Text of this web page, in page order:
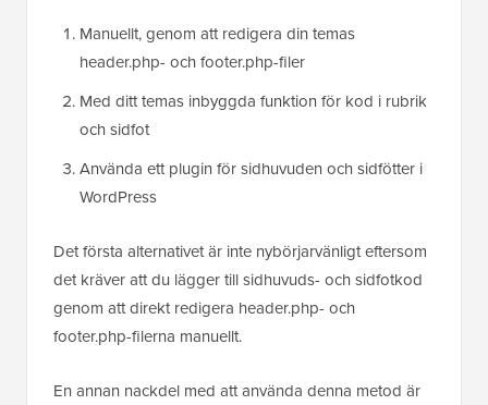
Manuellt, genom att redigera din temas
header.php- och footer.php-filer
Med ditt temas inbyggda funktion för kod i rubrik
och sidfot
Använda ett plugin för sidhuvuden och sidfötter i
WordPress
Det första alternativet är inte nybörjarvänligt eftersom
det kräver att du lägger till sidhuvuds- och sidfotkod
genom att direkt redigera header.php- och
footer.php-filerna manuellt.
En annan nackdel med att använda denna metod är